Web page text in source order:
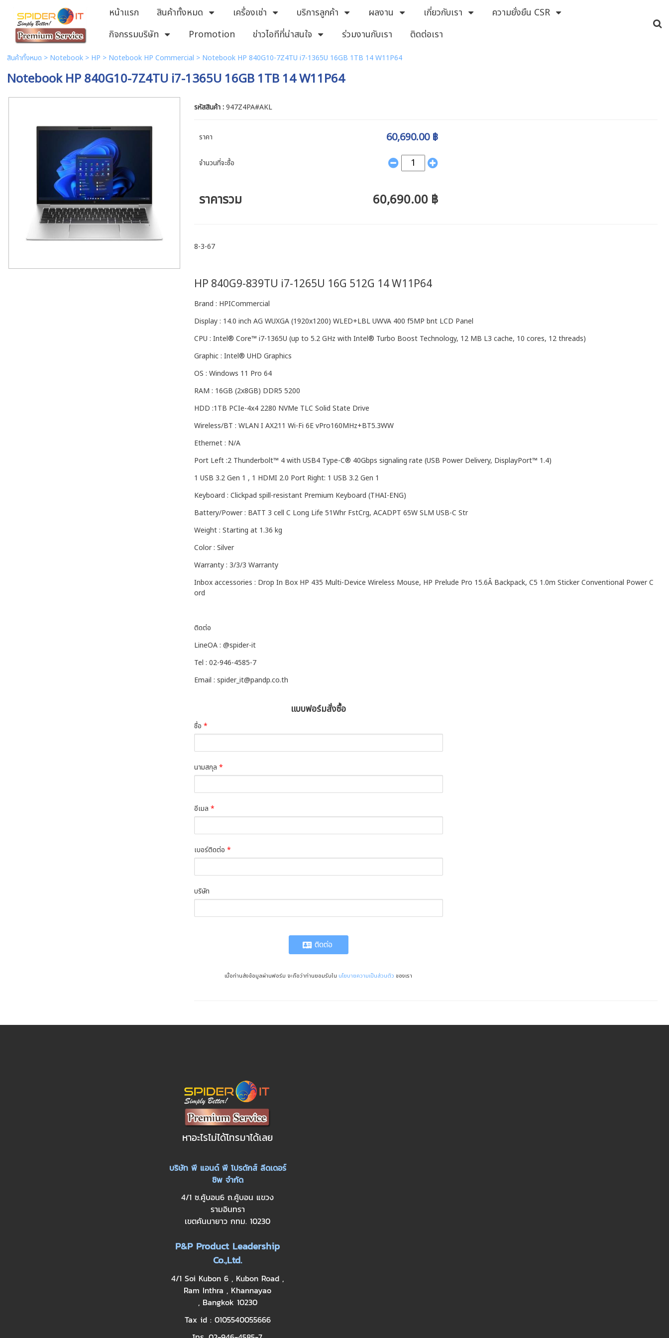
หน้าแรก สินค้าทั้งหมด เครื่องเช่า บริการลูกค้า ผลงาน เกี่ยวกับเรา
ความยั่งยืน CSR
กิจกรรมบริษัท
Promotion ข่าวไอทีที่น่าสนใจ ร่วมงานกับเรา ติดต่อเรา
สินค้าทั้งหมด > Notebook> HP > Notebook HP Commercial > Notebook HP 840G10-7Z4TU i7-1365U 16GB 1TB 14 W11P64
Notebook HP 840G10-7Z4TU i7-1365U 16GB 1TB 14 W11P64
รหัสสินค้า :947Z4PA#AKL
ราคา 60,690.00 ฿
จำนวนที่จะซื้อ
ราคารวม 60,690.00 ฿
8-3-67
HP 840G9-839TU i7-1265U 16G 512G 14 W11P64
Brand : HPICommercial
Display : 14.0 inch AG WUXGA (1920x1200) WLED+LBL UWVA 400 f5MP bnt LCD Panel
CPU : Intel® Core™ i7-1365U (up to 5.2 GHz with Intel® Turbo Boost Technology, 12 MB L3 cache, 10 cores, 12 threads)
Graphic : Intel® UHD Graphics
OS : Windows 11 Pro 64
RAM : 16GB (2x8GB) DDR5 5200
HDD :1TB PCIe-4x4 2280 NVMe TLC Solid State Drive
Wireless/BT : WLAN I AX211 Wi-Fi 6E vPro160MHz+BT5.3WW
Ethernet : N/A
Port Left :2 Thunderbolt™ 4 with USB4 Type-C® 40Gbps signaling rate (USB Power Delivery, DisplayPort™ 1.4)
1 USB 3.2 Gen 1 , 1 HDMI 2.0 Port Right: 1 USB 3.2 Gen 1
Keyboard : Clickpad spill-resistant Premium Keyboard (THAI-ENG)
Battery/Power : BATT 3 cell C Long Life 51Whr FstCrg, ACADPT 65W SLM USB-C Str
Weight : Starting at 1.36 kg
Color : Silver
Warranty : 3/3/3 Warranty
Inbox accessories : Drop In Box HP 435 Multi-Device Wireless Mouse, HP Prelude Pro 15.6Â Backpack, C5 1.0m Sticker Conventional Power C
ord
ติดต่อ
LineOA : @spider-it
Tel : 02-946-4585-7
Email : spider_it@pandp.co.th
แบบฟอร์มสั่งซื้อ
ชื่อ *
นามสกุล *
อีเมล *
เบอร์ติดต่อ *
บริษัท
ติดต่อ
เมื่อท่านส่งข้อมูลผ่านฟอร์ม จะถือว่าท่านยอมรับใน นโยบายความเป็นส่วนตัว ของเรา
หาอะไรไม่ได้โทรมาได้เลย
บริษัท พี แอนด์ พี โปรดักส์ ลีดเดอร์
ชิพ จำกัด
4/1 ซ.คู้บอน6 ถ.คู้บอน แขวง
รามอินทรา
เขตคันนายาว กทม. 10230
P&P Product Leadership
Co.,Ltd.
4/1 Soi Kubon 6 , Kubon Road ,
Ram Inthra , Khannayao
, Bangkok 10230
Tax id : 0105540055666